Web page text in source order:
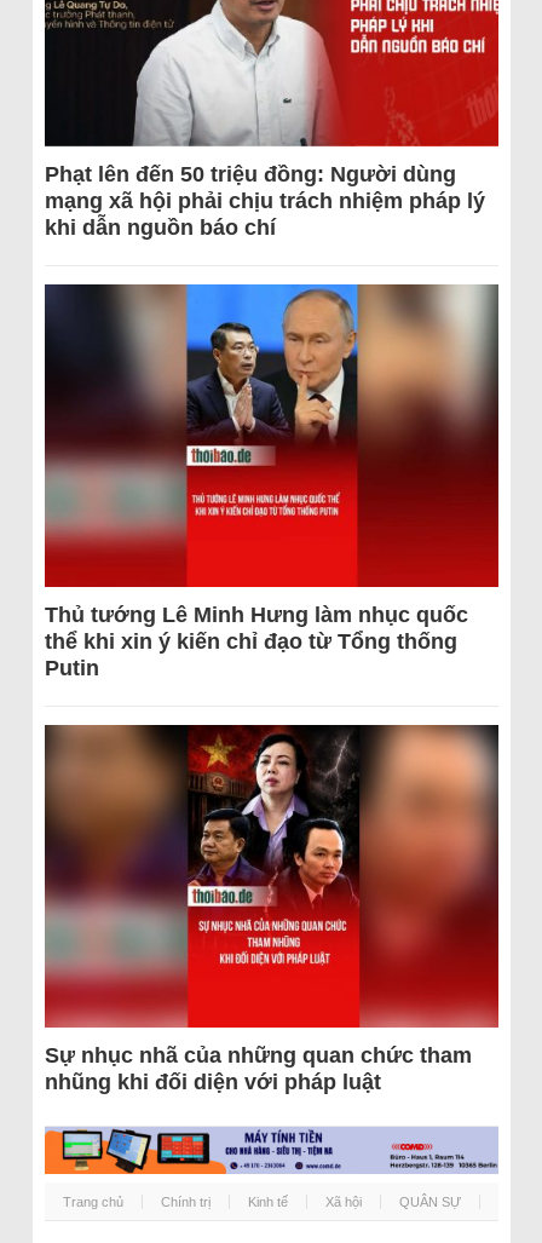
Phạt lên đến 50 triệu đồng: Người dùng
mạng xã hội phải chịu trách nhiệm pháp lý
khi dẫn nguồn báo chí
Thủ tướng Lê Minh Hưng làm nhục quốc
thể khi xin ý kiến chỉ đạo từ Tổng thống
Putin
Sự nhục nhã của những quan chức tham
nhũng khi đối diện với pháp luật
Trang chủ Chính trị Kinh tế Xã hội QUÂN SỰ